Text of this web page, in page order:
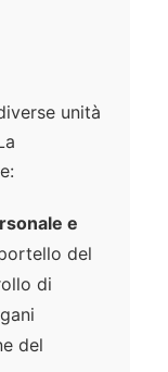
unità
e
del
di
del